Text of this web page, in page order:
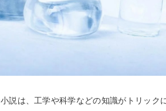
説は、工学や科学などの知識がトリック